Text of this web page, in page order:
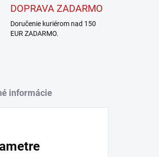
DOPRAVA ZADARMO
Doručenie kuriérom nad 150
EUR ZADARMO.
informácie